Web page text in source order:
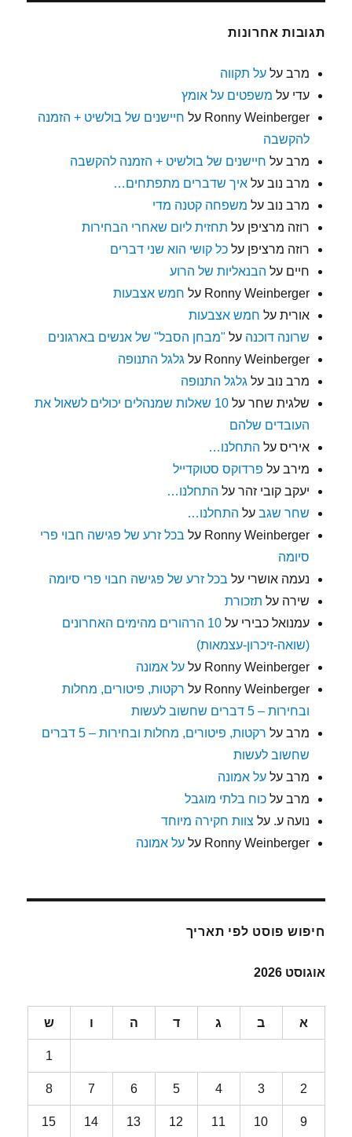
תגובות אחרונות
מרב עלעל תקווה
עדי על משפטים על אומץ
Ronny Weinberger על חיישנים של בולשיט + הזמנה
להקשבה
מרב על חיישנים של בולשיט + הזמנה להקשבה
מרב נוב עלאיך שדברים מתפתחים…
מרב נוב על משפחה קטנה מדי
רוזה מרציפן על תחזית ליום שאחרי הבחירות
רוזה מרציפן עלכל קושי הוא שני דברים
חיים על הבנאליות של הרוע
Ronny Weinberger על חמש אצבעות
אורית על חמש אצבעות
שרונה דוכנה על "מבחן הסבל" של אנשים בארגונים
Ronny Weinberger על גלגל התנופה
מרב נוב על גלגל התנופה
שלגית שחר על
10 שאלות שמנהלים יכולים לשאול את
העובדים שלהם
איריס על התחלנו…
מירב על פרדוקס סטוקדייל
יעקב קובי זהר על התחלנו…
שחר שגב על התחלנו…
Ronny Weinberger על בכל זרע של פגישה חבוי פרי
סיומה
נעמה אושרי על בכל זרע של פגישה חבוי פרי סיומה
שירה על תזכורת
עמנואל כבירי על
10 הרהורים מהימים האחרונים
(שואה-זיכרון-עצמאות)
Ronny Weinberger עלעל אמונה
Ronny Weinberger על רקטות, פיטורים, מחלות
ובחירות – 5 דברים שחשוב לעשות
מרב על
רקטות, פיטורים, מחלות ובחירות – 5 דברים
שחשוב לעשות
מרב עלעל אמונה
מרב עלכוח בלתי מוגבל
נועה ע. על צוות חקירה מיוחד
Ronny Weinberger עלעל אמונה
חיפוש פוסט לפי תאריך
אוגוסט 2026
א ב ג ד ה ו ש
1
2
3
4
5
6
7
8
9
10
11
12
13
14
15